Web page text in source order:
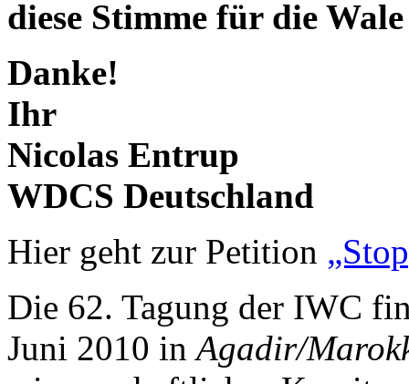
diese Stimme für die
Danke!
Ihr
Nicolas Entrup
WDCS Deutschland
Hier geht zur Petition
Die 62. Tagung der IWC
Juni 2010 inAgadir/